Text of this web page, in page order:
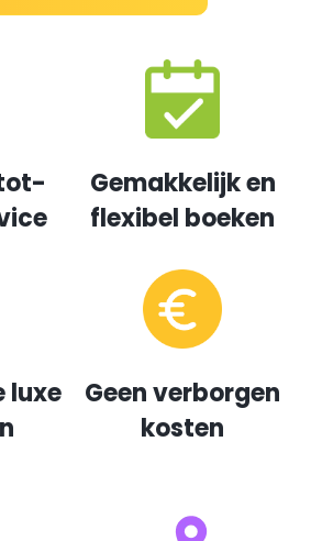
Gemakkelijk en
flexibel boeken
luxe
Geen verborgen
kosten